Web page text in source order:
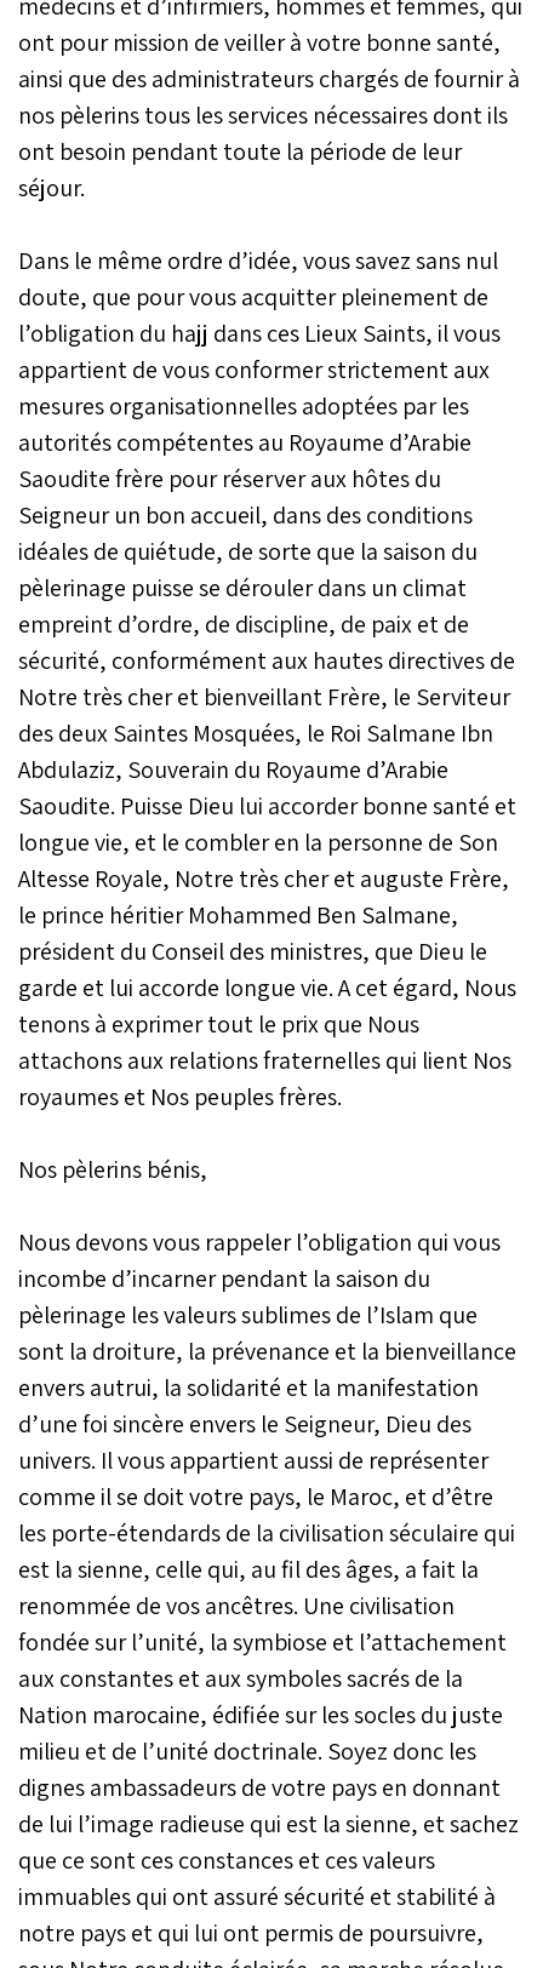
ont pour mission de veiller à votre bonne santé,
ainsi que des administrateurs chargés de fournir à
nos pèlerins tous les services nécessaires dont ils
ont besoin pendant toute la période de leur
séjour.
Dans le même ordre d’idée, vous savez sans nul
doute, que pour vous acquitter pleinement de
l’obligation du hajj dans ces Lieux Saints, il vous
appartient de vous conformer strictement aux
mesures organisationnelles adoptées par les
autorités compétentes au Royaume d’Arabie
Saoudite frère pour réserver aux hôtes du
Seigneur un bon accueil, dans des conditions
idéales de quiétude, de sorte que la saison du
pèlerinage puisse se dérouler dans un climat
empreint d’ordre, de discipline, de paix et de
sécurité, conformément aux hautes directives de
Notre très cher et bienveillant Frère, le Serviteur
des deux Saintes Mosquées, le Roi Salmane Ibn
Abdulaziz, Souverain du Royaume d’Arabie
Saoudite. Puisse Dieu lui accorder bonne santé et
longue vie, et le combler en la personne de Son
Altesse Royale, Notre très cher et auguste Frère,
le prince héritier Mohammed Ben Salmane,
président du Conseil des ministres, que Dieu le
garde et lui accorde longue vie. A cet égard, Nous
tenons à exprimer tout le prix que Nous
attachons aux relations fraternelles qui lient Nos
royaumes et Nos peuples frères.
Nos pèlerins bénis,
Nous devons vous rappeler l’obligation qui vous
incombe d’incarner pendant la saison du
pèlerinage les valeurs sublimes de l’Islam que
sont la droiture, la prévenance et la bienveillance
envers autrui, la solidarité et la manifestation
d’une foi sincère envers le Seigneur, Dieu des
univers. Il vous appartient aussi de représenter
comme il se doit votre pays, le Maroc, et d’être
les porte-étendards de la civilisation séculaire qui
est la sienne, celle qui, au fil des âges, a fait la
renommée de vos ancêtres. Une civilisation
fondée sur l’unité, la symbiose et l’attachement
aux constantes et aux symboles sacrés de la
Nation marocaine, édifiée sur les socles du juste
milieu et de l’unité doctrinale. Soyez donc les
dignes ambassadeurs de votre pays en donnant
de lui l’image radieuse qui est la sienne, et sachez
que ce sont ces constances et ces valeurs
immuables qui ont assuré sécurité et stabilité à
notre pays et qui lui ont permis de poursuivre,